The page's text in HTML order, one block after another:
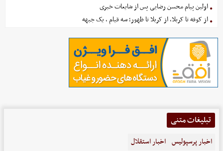
اولین پیام محسن رضایی پس از شایعات خبری
از کوفه تا کربلا، از کربلا تا ظهور؛ سه قیام ، یک جبهه
تبلیغات متنی
اخبار پرسپولیس اخبار استقلال